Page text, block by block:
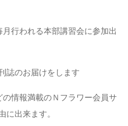
行われる本部講習会に参加出
誌のお届けをします
情報満載のＮフラワー会員サ
に出来ます。